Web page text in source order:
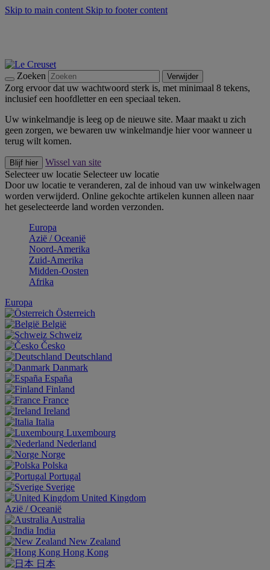
Skip to main content Skip to footer content
Zoeken Verwijder
Zorg ervoor dat uw wachtwoord sterk is, met minimaal 8 tekens,
inclusief een hoofdletter en een speciaal teken.
Uw winkelmandje is leeg op de nieuwe site. Maar maakt u zich
geen zorgen, we bewaren uw winkelmandje hier voor wanneer u
terug wilt komen.
Blijf hier
Wissel van site
Selecteer uw locatie Selecteer uw locatie
Door uw locatie te veranderen, zal de inhoud van uw winkelwagen
worden verwijderd. Online gekochte artikelen kunnen alleen naar
het geselecteerde land worden verzonden.
Europa
Aziё / Oceaniё
Noord-Amerika
Zuid-Amerika
Midden-Oosten
Afrika
Europa
Österreich
België
Schweiz
Česko
Deutschland
Danmark
España
Finland
France
Ireland
Italia
Luxembourg
Nederland
Norge
Polska
Portugal
Sverige
United Kingdom
Aziё / Oceaniё
Australia
India
New Zealand
Hong Kong
日本